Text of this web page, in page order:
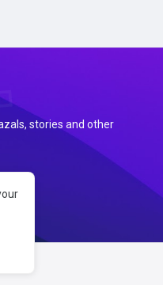
stories and other